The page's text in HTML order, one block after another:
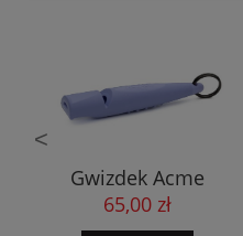
<
Gwizdek Acme
Alpha 210.5 liliowy
65,00 zł